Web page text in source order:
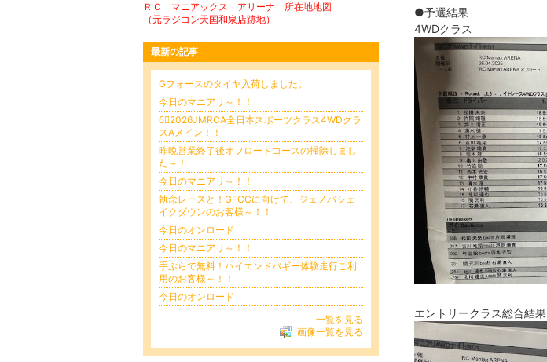
●予選結果
4WDクラス
エントリークラス総合結果
ＲＣ マニアックス アリーナ 所在地地図
（元ラジコン天国和泉店跡地）
最新の記事
Gフォースのタイヤ入荷しました。
今日のマニアリ～！！
6⃣2026JMRCA全日本スポーツクラス4WDクラ
スAメイン！！
昨晩営業終了後オフロードコースの掃除しまし
た～！
今日のマニアリ～！！
執念レースと！GFCCに向けて、ジェノバシェ
イクダウンのお客様～！！
今日のオンロード
今日のマニアリ～！！
手ぶらで無料！ハイエンドバギー体験走行ご利
用のお客様～！！
今日のオンロード
一覧を見る
画像一覧を見る